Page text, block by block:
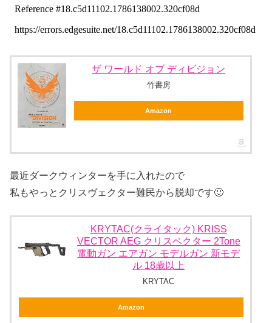
ザ ワールド オブ ディビジョン
竹書房
Amazon
最近ダークウィンターを手に入れたので
私もやっとクリスヴェクター難民から脱却です🙂
KRYTAC(クライタック) KRISS
VECTOR AEG クリスベクター 2Tone
電動ガン エアガン モデルガン 新モデ
ル 18歳以上
KRYTAC
Amazon